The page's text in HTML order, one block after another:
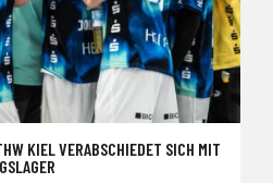
KIEL VERABSCHIEDET SICH MIT